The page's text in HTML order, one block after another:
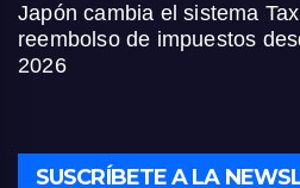
Japón cambia el sistema
reembolso de impuestos
2026
SUSCRÍBETE A LA